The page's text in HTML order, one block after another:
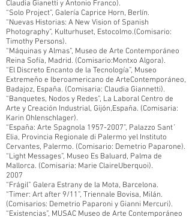
Claudia Gianetti y Antonio Franco).
“Solo Project”, Galería Caprice Horn, Berlín.
“Nuevas Historias: A New Vision of Spanish
Photography”, Kulturhuset, Estocolmo.(Comisario:
Timothy Persons).
“Máquinas y Almas”, Museo de Arte Contemporáneo
Reina Sofía, Madrid. (Comisario:Montxo Algora).
“El Discreto Encanto de la Tecnología”, Museo
Extremeño e Iberoamericano de ArteContemporáneo,
Badajoz, España. (Comisaria: Claudia Giannetti).
“Banquetes, Nodos y Redes”, La Laboral Centro de
Arte y Creación Industrial, Gijón,España. (Comisaria:
Karin Ohlenschlager).
“España: Arte Spagnola 1957-2007”, Palazzo Sant´
Elia, Provincia Regionale di Palermo yel Instituto
Cervantes, Palermo. (Comisario: Demetrio Paparone).
“Light Messages”, Museo Es Baluard, Palma de
Mallorca. (Comisaria: Marie ClaireUberquoi).
2007
“Frágil” Galera Estrany de la Mota, Barcelona.
“Timer: Art after 9/11”, Triennale Bovisa, Milán.
(Comisarios: Demetrio Paparoni y Gianni Mercuri).
“Existencias”, MUSAC Museo de Arte Contemporáneo